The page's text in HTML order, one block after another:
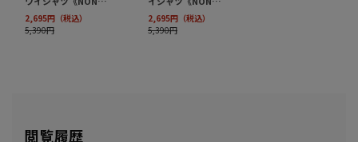
閲覧履歴